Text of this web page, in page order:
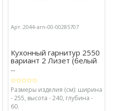
Арт.:2044-arn-00-00285707
Кухонный гарнитур 2550
вариант 2 Лизет (белый
...
Размеры изделия (см): ширина
- 255, высота - 240, глубина -
60.